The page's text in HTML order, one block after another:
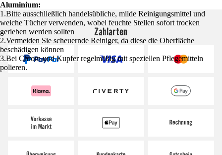
Aluminium:
1.Bitte ausschließlich handelsübliche, milde Reinigungsmittel und
weiche Tücher verwenden, wobei feuchte Stellen sofort trocken
gerieben werden sollten
2.Vermeiden Sie scheuernde Reiniger, da diese die Oberfläche
beschädigen können
3.Bei Chrom und Kupfer regelmäßig mit speziellen Pflegemitteln
polieren.
Zahlarten